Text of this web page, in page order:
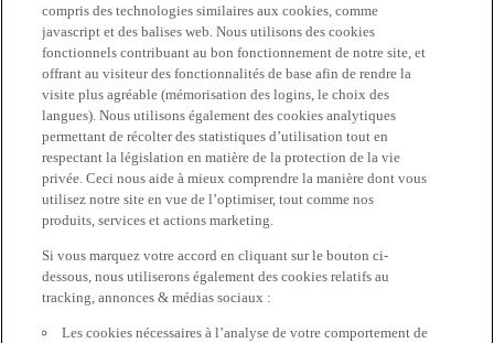
compris des technologies similaires aux cookies, comme
javascript et des balises web. Nous utilisons des cookies
fonctionnels contribuant au bon fonctionnement de notre site, et
offrant au visiteur des fonctionnalités de base afin de rendre la
visite plus agréable (mémorisation des logins, le choix des
langues). Nous utilisons également des cookies analytiques
permettant de récolter des statistiques d’utilisation tout en
respectant la législation en matière de la protection de la vie
privée. Ceci nous aide à mieux comprendre la manière dont vous
utilisez notre site en vue de l’optimiser, tout comme nos
produits, services et actions marketing.
Si vous marquez votre accord en cliquant sur le bouton ci-
dessous, nous utiliserons également des cookies relatifs au
tracking, annonces & médias sociaux :
Les cookies nécessaires à l’analyse de votre comportement de